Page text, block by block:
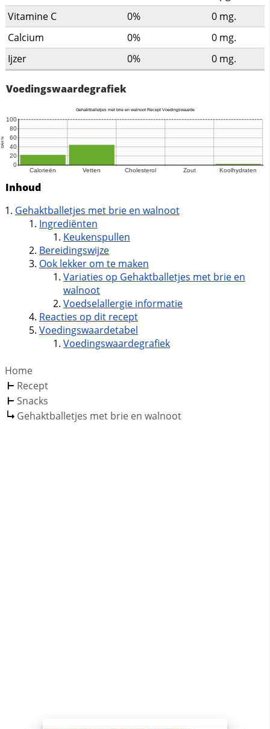
Vitamine C
0% 0 mg.
Calcium
0% 0 mg.
Ijzer
0% 0 mg.
Voedingswaardegrafiek
Inhoud
Gehaktballetjes met brie en walnoot
Ingrediënten
Keukenspullen
Bereidingswijze
Ook lekker om te maken
Variaties op Gehaktballetjes met brie en
walnoot
Voedselallergie informatie
Reacties op dit recept
Voedingswaardetabel
Voedingswaardegrafiek
Home
Recept
Snacks
Gehaktballetjes met brie en walnoot